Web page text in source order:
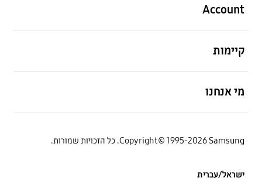
Account
קיימות
מי אנחנו
Copyright© 1995-2026 Samsung. כל הזכויות שמורות.
ישראל/עברית